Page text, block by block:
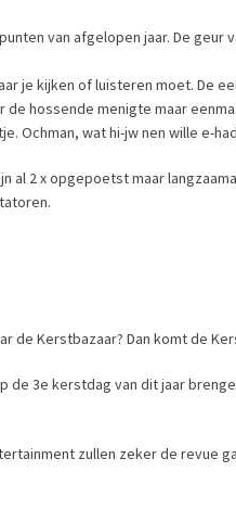
van afgelopen jaar. De geur
je kijken of luisteren moet. De
hossende menigte maar
Ochman, wat hi-jw nen wille e-
al 2 x opgepoetst maar
de Kerstbazaar? Dan komt de
de 3e kerstdag van dit jaar
zullen zeker de revue